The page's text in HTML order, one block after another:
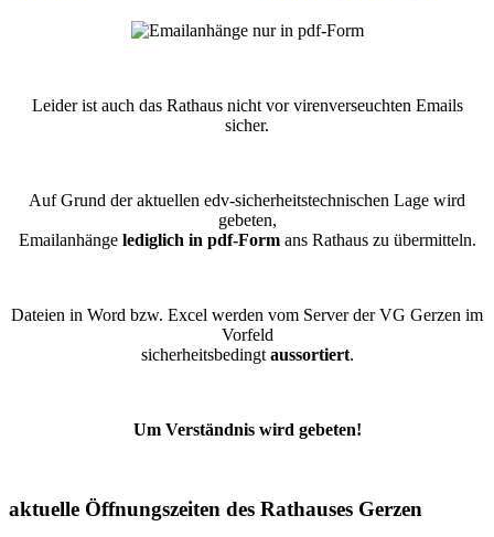
Leider ist auch das Rathaus nicht vor virenverseuchten Emails
sicher.
Auf Grund der aktuellen edv-sicherheitstechnischen Lage wird
gebeten,
Emailanhänge lediglich in pdf-Formans Rathaus zu übermitteln.
Dateien in Word bzw. Excel werden vom Server der VG Gerzen im
Vorfeld
sicherheitsbedingt aussortiert.
Um Verständnis wird gebeten!
aktuelle Öffnungszeiten des Rathauses Gerzen